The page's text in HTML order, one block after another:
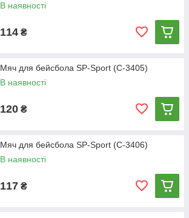
В наявності
114 ₴
Мяч для бейсбола SP-Sport (C-3405)
В наявності
120 ₴
Мяч для бейсбола SP-Sport (C-3406)
В наявності
117 ₴